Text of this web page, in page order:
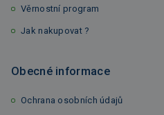
Věrnostní program
Jak nakupovat ?
Obecné informace
Ochrana osobních údajů